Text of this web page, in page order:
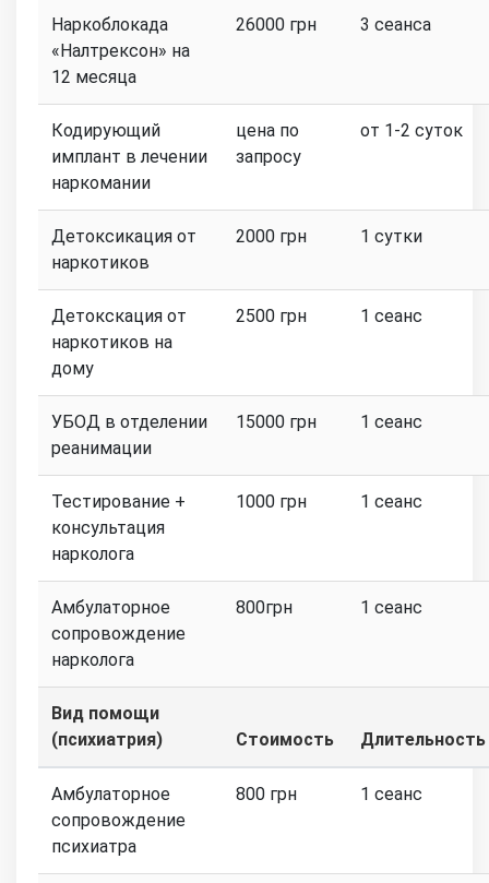
Наркоблокада
«Налтрексон» на
12 месяца
26000 грн 3 сеанса
Кодирующий
имплант в лечении
наркомании
цена по
запросу
от 1-2 суток
Детоксикация от
наркотиков
2000 грн 1 сутки
Детокскация от
наркотиков на
дому
2500 грн 1 сеанс
УБОД в отделении
реанимации
15000 грн 1 сеанс
Тестирование +
консультация
нарколога
1000 грн 1 сеанс
Амбулаторное
сопровождение
нарколога
800грн 1 сеанс
Вид помощи
(психиатрия)
Стоимость Длительность
Амбулаторное
сопровождение
психиатра
800 грн 1 сеанс